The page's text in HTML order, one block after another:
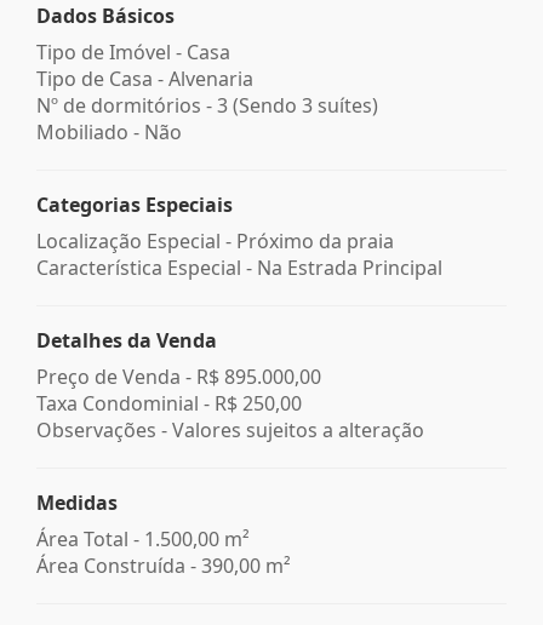
Dados Básicos
Tipo de Imóvel - Casa
Tipo de Casa - Alvenaria
Nº de dormitórios - 3 (Sendo 3 suítes)
Mobiliado - Não
Categorias Especiais
Localização Especial - Próximo da praia
Característica Especial - Na Estrada Principal
Detalhes da Venda
Preço de Venda - R$ 895.000,00
Taxa Condominial - R$ 250,00
Observações - Valores sujeitos a alteração
Medidas
Área Total - 1.500,00 m²
Área Construída - 390,00 m²